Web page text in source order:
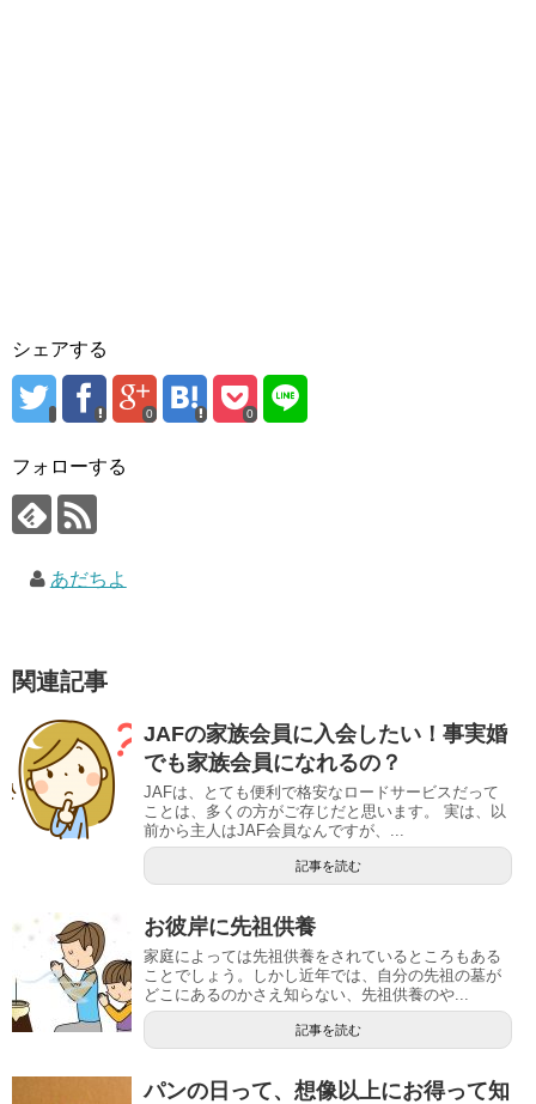
シェアする
0 0
フォローする
あだちよ
関連記事
JAFの家族会員に入会したい！事実婚
でも家族会員になれるの？
JAFは、とても便利で格安なロードサービスだって
ことは、多くの方がご存じだと思います。 実は、以
前から主人はJAF会員なんですが、...
記事を読む
お彼岸に先祖供養
家庭によっては先祖供養をされているところもある
ことでしょう。しかし近年では、自分の先祖の墓が
どこにあるのかさえ知らない、先祖供養のや...
記事を読む
パンの日って、想像以上にお得って知